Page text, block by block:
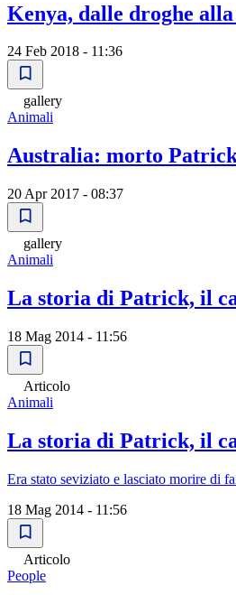
Kenya, dalle droghe
24 Feb 2018 - 11:36
gallery
Animali
Australia: morto
20 Apr 2017 - 08:37
gallery
Animali
La storia di Patrick, il
18 Mag 2014 - 11:56
Articolo
Animali
La storia di Patrick, il
Era stato seviziato e lasciato morire di
18 Mag 2014 - 11:56
Articolo
People